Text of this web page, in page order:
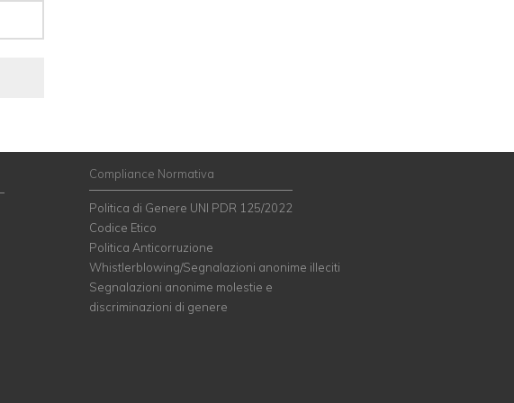
Compliance Normativa
Politica di Genere UNI PDR 125/2022
Codice Etico
Politica Anticorruzione
Whistlerblowing/Segnalazioni anonime illeciti
Segnalazioni anonime molestie e
discriminazioni di genere